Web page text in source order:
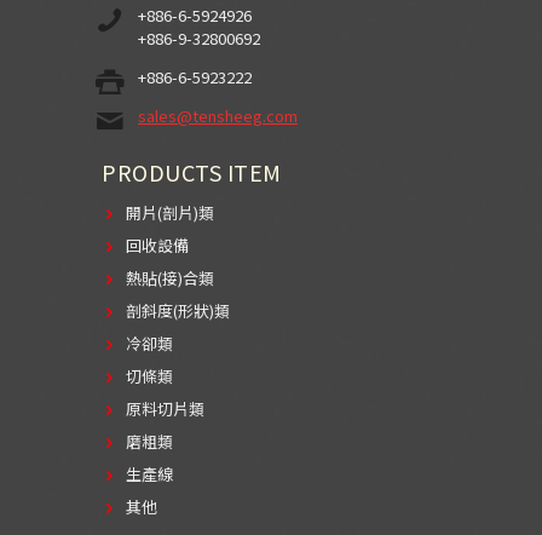
+886-6-5924926
+886-9-32800692
+886-6-5923222
sales@tensheeg.com
PRODUCTS ITEM
開片(剖片)類
回收設備
熱貼(接)合類
剖斜度(形狀)類
冷卻類
切條類
原料切片類
磨粗類
生產線
其他